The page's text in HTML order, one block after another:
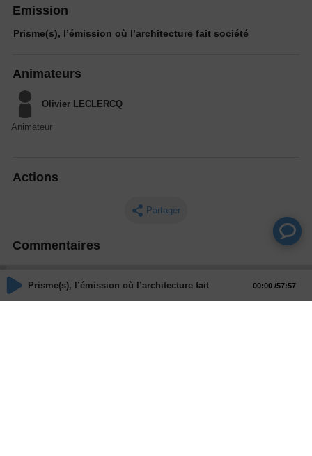
Emission
Prisme(s), l’émission où l’architecture fait société
Animateurs
Olivier LECLERCQ
Animateur
Actions
Partager
Commentaires
Prisme(s), l’émission où l’architecture fait société - 00:00 57:57